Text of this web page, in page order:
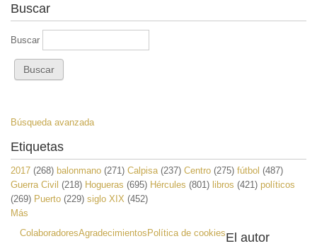
Buscar
Buscar
Búsqueda avanzada
Etiquetas
2017 (268) balonmano (271) Calpisa(237) Centro (275) fútbol (487)
Guerra Civil (218) Hogueras (695) Hércules (801) libros (421) políticos
(269) Puerto (229) siglo XIX (452)
Más
ColaboradoresAgradecimientos Política de cookiesEl autor